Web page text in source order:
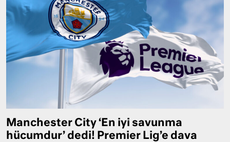
Manchester City ‘En iyi savunma
hücumdur’ dedi! Premier Lig’e dava